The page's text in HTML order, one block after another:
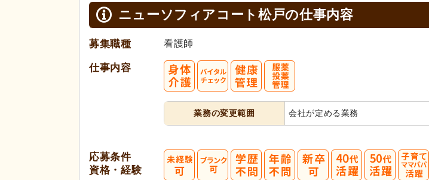
ニューソフィアコート松戸の仕事内容
募集職種 看護師
仕事内容
業務の変更範囲 会社が定める業務
応募条件
資格・経験